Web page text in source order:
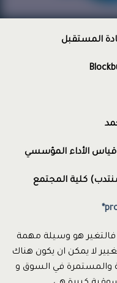
المستقبل
الأداء المؤسسي
كلية المجتمع
فالتغير هو وسيلة مهمة
لا يمكن ان يكون هناك
والمستمرة في السوق و